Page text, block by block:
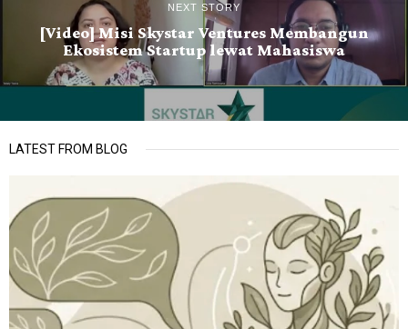
NEXT STORY
[Video] Misi Skystar Ventures Membangun
Ekosistem Startup lewat Mahasiswa
LATEST FROM BLOG